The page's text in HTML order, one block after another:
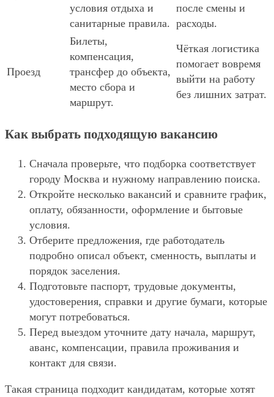
условия отдыха и
санитарные правила.
после смены и
расходы.
Проезд
Билеты,
компенсация,
трансфер до объекта,
место сбора и
маршрут.
Чёткая логистика
помогает вовремя
выйти на работу
без лишних затрат.
Как выбрать подходящую вакансию
Сначала проверьте, что подборка соответствует
городу Москва и нужному направлению поиска.
Откройте несколько вакансий и сравните график,
оплату, обязанности, оформление и бытовые
условия.
Отберите предложения, где работодатель
подробно описал объект, сменность, выплаты и
порядок заселения.
Подготовьте паспорт, трудовые документы,
удостоверения, справки и другие бумаги, которые
могут потребоваться.
Перед выездом уточните дату начала, маршрут,
аванс, компенсации, правила проживания и
контакт для связи.
Такая страница подходит кандидатам, которые хотят